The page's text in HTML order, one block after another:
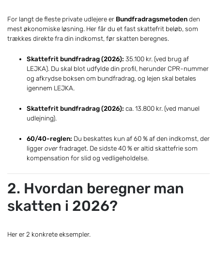
For langt de fleste private udlejere er Bundfradragsmetodenden
mest økonomiske løsning. Her får du et fast skattefrit beløb, som
trækkes direkte fra din indkomst, før skatten beregnes.
Skattefrit bundfradrag (2026): 35.100 kr. (ved brug af
LEJKA). Du skal blot udfylde din profil, herunder CPR-nummer
og afkrydse boksen om bundfradrag, og lejen skal betales
igennem LEJKA.
Skattefrit bundfradrag (2026): ca. 13.800 kr. (ved manuel
udlejning).
60/40-reglen: Du beskattes kun af 60 % af den indkomst, der
liggeroverfradraget. De sidste 40 % er altid skattefrie som
kompensation for slid og vedligeholdelse.
2. Hvordan beregner man
skatten i 2026?
Her er 2 konkrete eksempler.